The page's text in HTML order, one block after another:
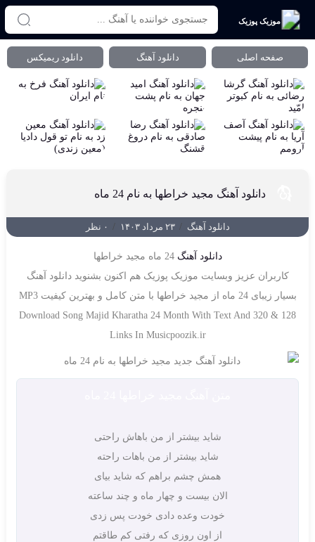
موزیک پوزیک
صفحه اصلی دانلود آهنگ دانلود ریمیکس
دانلود آهنگ مجید خراطها به نام 24 ماه
دانلود آهنگ / ۲۳ مرداد ۱۴۰۳ / ۰ نظر
دانلود آهنگ 24 ماه مجید خراطها
کاربران عزیز وبسایت موزیک پوزیک هم اکنون بشنوید دانلود آهنگ
بسیار زیبای 24 ماه از مجید خراطها با متن کامل و بهترین کیفیت MP3
Download Song Majid Kharatha 24 Month With Text And 320 & 128
Links In Musicpoozik.ir
شاید بیشتر از من باهاش راحتی
شاید بیشتر از من باهات راحته
همش چشم براهم که شاید بیای
الان بیست و چهار ماه و چند ساعته
خودت وعده دادی خودت پس زدی
از اون روزی که رفتی کم طاقتم